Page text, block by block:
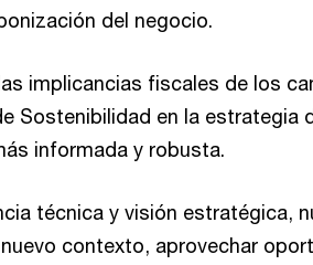
del negocio.
implicancias fiscales de los
Sostenibilidad en la estrategia
informada y robusta.
técnica y visión estratégica,
contexto, aprovechar